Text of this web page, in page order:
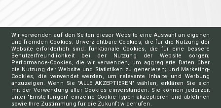
Wir verwenden auf den Seiten dieser Website eine Auswahl an eigenen
und fremden Cookies: Unverzichtbare Cookies, die für die Nutzung der
Website erforderlich sind; funktionale Cookies, die für eine bessere
Benutzerfreundlichkeit bei der Nutzung der Website sorgen;
Performance-Cookies, die wir verwenden, um aggregierte Daten über
die Nutzung der Website und Statistiken zu generieren; und Marketing-
Cookies, die verwendet werden, um relevante Inhalte und Werbung
anzuzeigen. Wenn Sie "ALLE AKZEPTIEREN" wählen, erklären Sie sich
mit der Verwendung aller Cookies einverstanden. Sie können jederzeit
unter "Einstellungen" einzelne Cookie-Typen akzeptieren und ablehnen
sowie Ihre Zustimmung für die Zukunft widerrufen.